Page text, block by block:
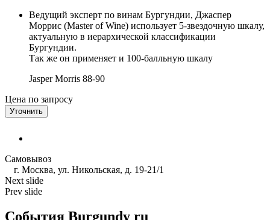
Ведущий эксперт по винам Бургундии, Джаспер
Моррис (Master of Wine) использует 5-звездочную шкалу,
актуальную в иерархической классификации
Бургундии.
Так же он применяет и 100-балльную шкалу
Jasper Morris 88-90
Цена по запросу
Уточнить
Самовывоз
г. Москва, ул. Никольская, д. 19-21/1
Next slide
Prev slide
События Burgundy ru